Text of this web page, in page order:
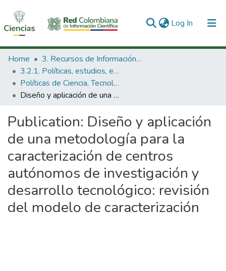
Log In (current)
Communities & Collections
All of DSpace
Statistics
Home
3. Recursos de Información Científica y Tecnológica
3.2.1. Políticas, estudios, evaluaciones e indicadores de CTeI
Políticas de Ciencia, Tecnología e Innovación
Diseño y aplicación de una metodología para la caracterización de centros autónomos de investigación y desarrollo tecnológico: revisión del modelo de caracterización
Publication: Diseño y aplicación
de una metodología para la
caracterización de centros
autónomos de investigación y
desarrollo tecnológico: revisión
del modelo de caracterización